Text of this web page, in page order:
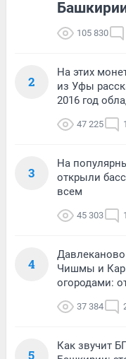
105 830
2
На этих
из Уфы
2016 год
47 225
3
На
открыли
всем
45 303
4
Чишмы и
огородами:
37 384
5
Как звучит